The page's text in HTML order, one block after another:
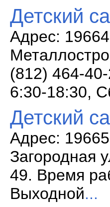
Детский
Адрес:
(812) 464-
6:30-18:30,
Детский
Адрес:
Загородная
49. Время
Выходной...